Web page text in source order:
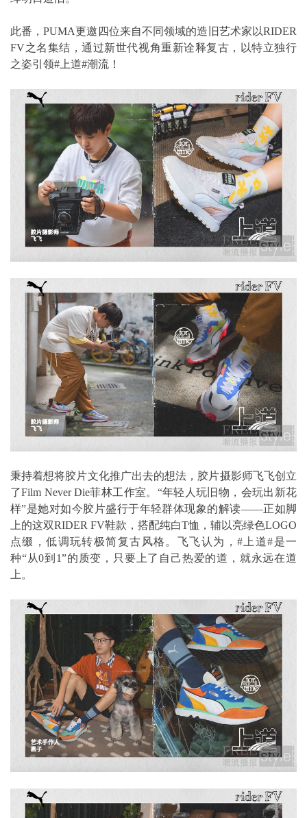
此番，PUMA更邀四位来自不同领域的造旧艺术家以RIDER
FV之名集结，通过新世代视角重新诠释复古，以特立独行
之姿引领#上道#潮流！
秉持着想将胶片文化推广出去的想法，胶片摄影师飞飞创立
了Film Never Die菲林工作室。“年轻人玩旧物，会玩出新花
样”是她对如今胶片盛行于年轻群体现象的解读——正如脚
上的这双RIDER FV鞋款，搭配纯白T恤，辅以亮绿色LOGO
点缀，低调玩转极简复古风格。飞飞认为，#上道#是一
种“从0到1”的质变，只要上了自己热爱的道，就永远在道
上。